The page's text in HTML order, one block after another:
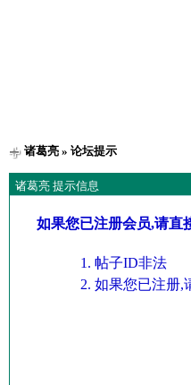
诸葛亮» 论坛提示
诸葛亮 提示信息
如果您已注册会员,请直
帖子ID非法
如果您已注册,